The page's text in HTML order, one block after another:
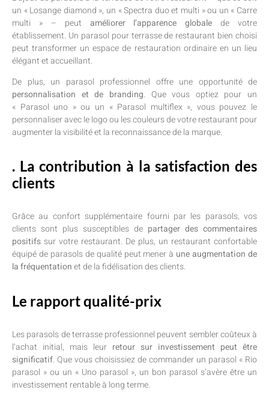
un « Losange diamond », un « Spectra duo et multi » ou un « Carre
multi » – peut améliorer l’apparence globale de votre
établissement. Un parasol pour terrasse de restaurant bien choisi
peut transformer un espace de restauration ordinaire en un lieu
élégant et accueillant.
De plus, un parasol professionnel offre une opportunité de
personnalisation et de branding. Que vous optiez pour un
« Parasol uno » ou un « Parasol multiflex », vous pouvez le
personnaliser avec le logo ou les couleurs de votre restaurant pour
augmenter la visibilité et la reconnaissance de la marque.
. La contribution à la satisfaction des
clients
Grâce au confort supplémentaire fourni par les parasols, vos
clients sont plus susceptibles de partager des commentaires
positifs sur votre restaurant. De plus, un restaurant confortable
équipé de parasols de qualité peut mener à une augmentation de
la fréquentationet de la fidélisation des clients.
Le rapport qualité-prix
Les parasols de terrasse professionnel peuvent sembler coûteux à
l’achat initial, mais leur retour sur investissement peut être
significatif. Que vous choisissiez de commander un parasol « Rio
parasol » ou un « Uno parasol », un bon parasol s’avère être un
investissement rentable à long terme.